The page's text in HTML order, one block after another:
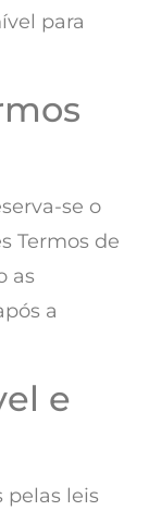
para
se o
Termos de
as
a
e
pelas leis